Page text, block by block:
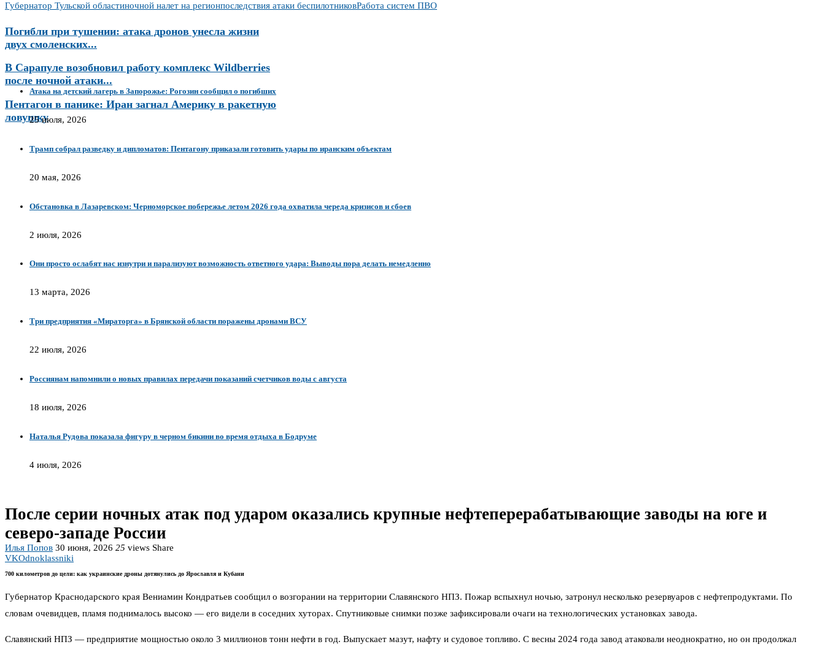
Губернатор Тульской областиночной налет на регионпоследствия атаки беспилотниковРабота систем ПВО
Погибли при тушении: атака дронов унесла жизни
двух смоленских...
В Сарапуле возобновил работу комплекс Wildberries
после ночной атаки...
Пентагон в панике: Иран загнал Америку в ракетную
ловушку
Атака на детский лагерь в Запорожье: Рогозин сообщил о погибших
25 июля, 2026
Трамп собрал разведку и дипломатов: Пентагону приказали готовить удары по иранским объектам
20 мая, 2026
Обстановка в Лазаревском: Черноморское побережье летом 2026 года охватила череда кризисов и сбоев
2 июля, 2026
Они просто ослабят нас изнутри и парализуют возможность ответного удара: Выводы пора делать немедленно
13 марта, 2026
Три предприятия «Мираторга» в Брянской области поражены дронами ВСУ
22 июля, 2026
Россиянам напомнили о новых правилах передачи показаний счетчиков воды с августа
18 июля, 2026
Наталья Рудова показала фигуру в черном бикини во время отдыха в Бодруме
4 июля, 2026
После серии ночных атак под ударом оказались крупные нефтеперерабатывающие заводы на юге и
северо-западе России
Илья Попов 30 июня, 2026 25 views Share
VKOdnoklassniki
700 километров до цели: как украинские дроны дотянулись до Ярославля и Кубани
Губернатор Краснодарского края Вениамин Кондратьев сообщил о возгорании на территории Славянского НПЗ. Пожар вспыхнул ночью, затронул несколько резервуаров с нефтепродуктами. По
словам очевидцев, пламя поднималось высоко — его видели в соседних хуторах. Спутниковые снимки позже зафиксировали очаги на технологических установках завода.
Славянский НПЗ — предприятие мощностью около 3 миллионов тонн нефти в год. Выпускает мазут, нафту и судовое топливо. С весны 2024 года завод атаковали неоднократно, но он продолжал